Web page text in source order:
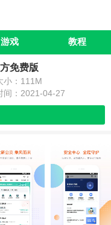
游戏 教程
免费版
小：111M
间：2021-04-27